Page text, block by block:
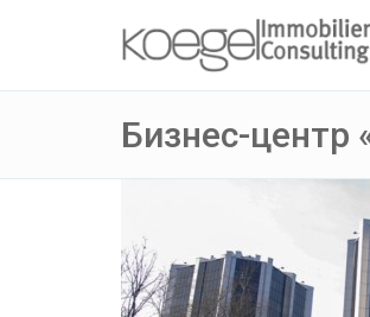
Бизнес-центр